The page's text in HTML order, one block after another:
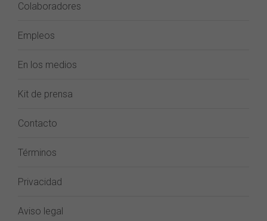
Colaboradores
Empleos
En los medios
Kit de prensa
Contacto
Términos
Privacidad
Aviso legal